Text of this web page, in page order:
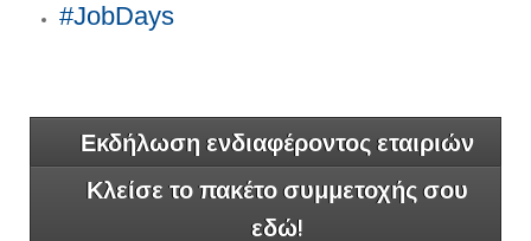
#JobDays
Εκδήλωση ενδιαφέροντος εταιριών
Κλείσε το πακέτο συμμετοχής σου
εδώ!